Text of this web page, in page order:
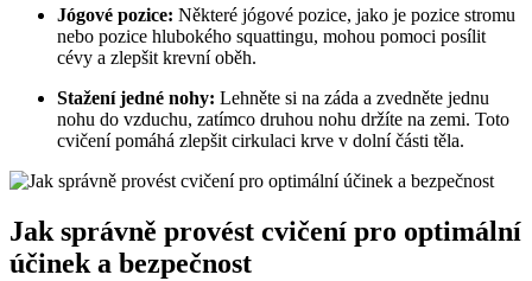
Jógové pozice: Některé jógové pozice, jako je pozice stromu
nebo pozice hlubokého squattingu, mohou pomoci posílit
cévy a zlepšit krevní oběh.
Stažení jedné nohy: Lehněte si na záda a zvedněte jednu
nohu do vzduchu, zatímco druhou nohu držíte na zemi. Toto
cvičení pomáhá zlepšit cirkulaci krve v dolní části těla.
Jak správně provést cvičení pro optimální
účinek a bezpečnost